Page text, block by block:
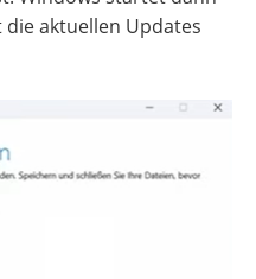
aktuellen Updates